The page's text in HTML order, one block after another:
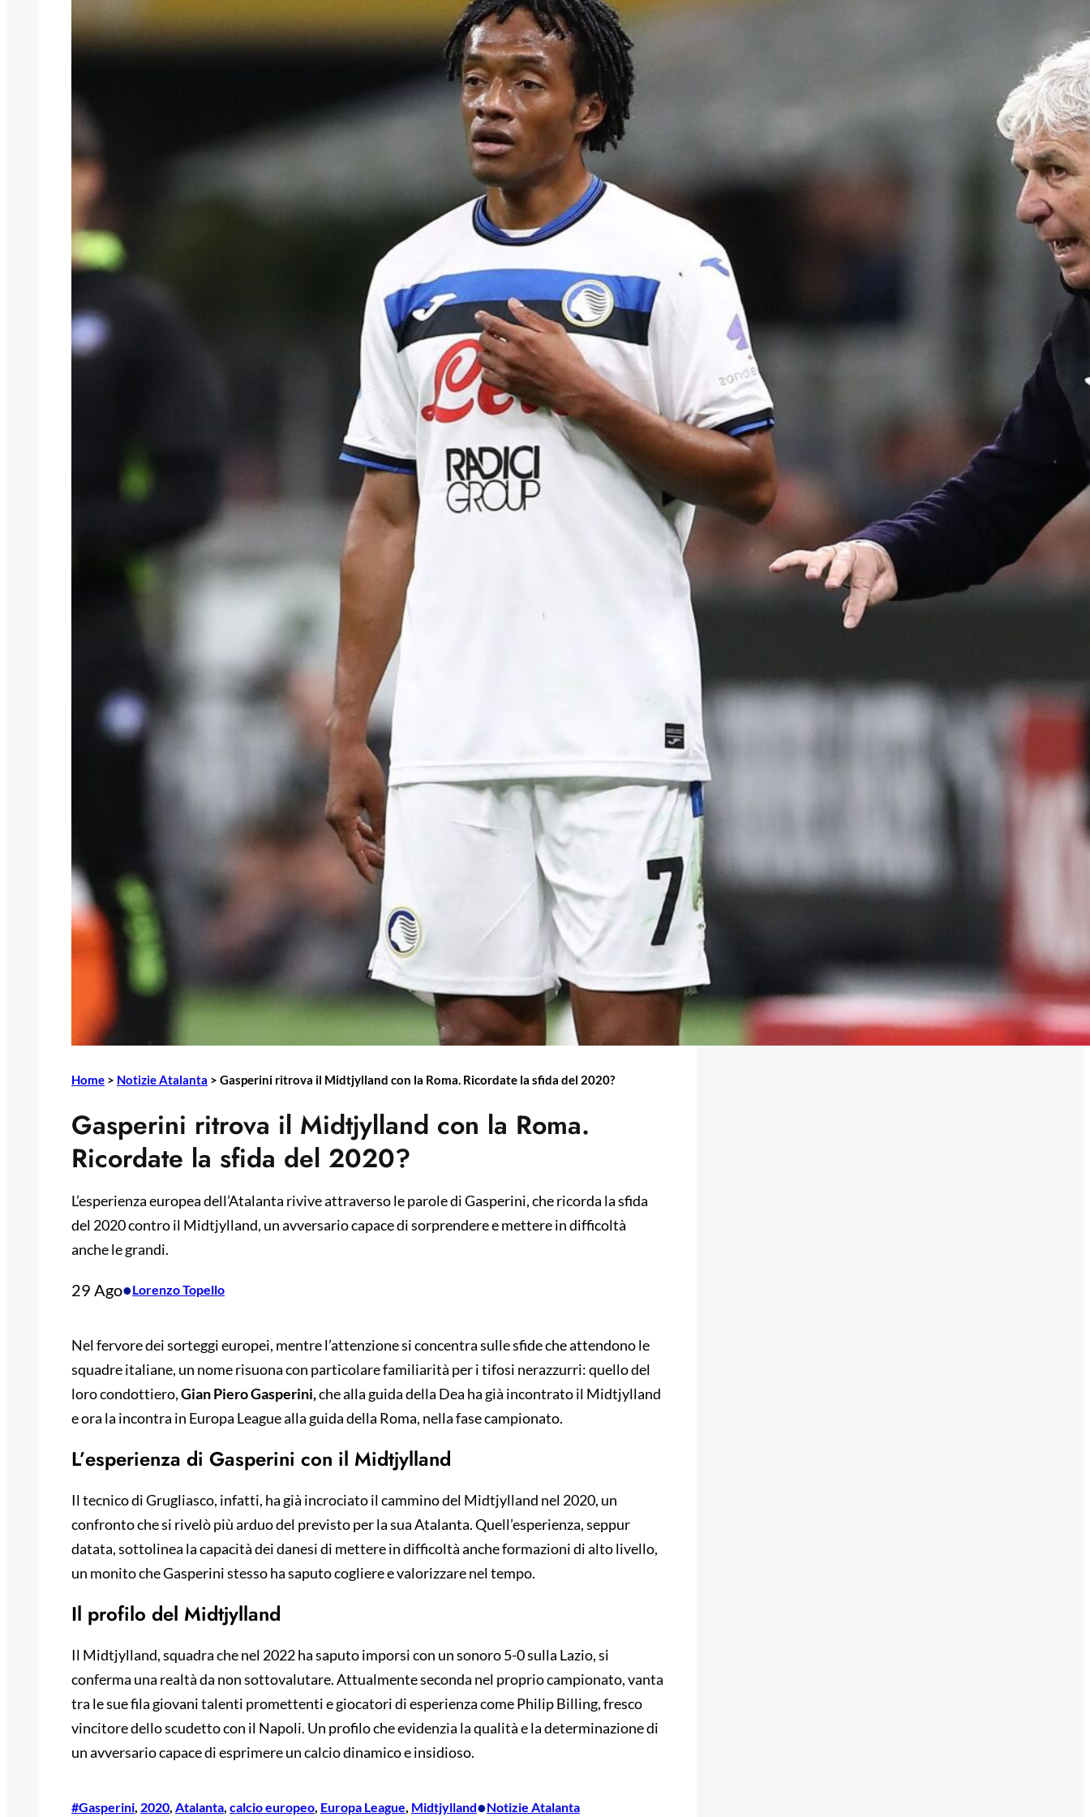
Home > Notizie Atalanta > Gasperini ritrova il Midtjylland con la Roma. Ricordate la sfida del 2020?
Gasperini ritrova il Midtjylland con la Roma.
Ricordate la sfida del 2020?
L’esperienza europea dell’Atalanta rivive attraverso le parole di Gasperini, che ricorda la sfida
del 2020 contro il Midtjylland, un avversario capace di sorprendere e mettere in difficoltà
anche le grandi.
29 Ago•Lorenzo Topello
Nel fervore dei sorteggi europei, mentre l’attenzione si concentra sulle sfide che attendono le
squadre italiane, un nome risuona con particolare familiarità per i tifosi nerazzurri: quello del
loro condottiero,Gian Piero Gasperini,che alla guida della Dea ha già incontrato il Midtjylland
e ora la incontra in Europa League alla guida della Roma, nella fase campionato.
L’esperienza di Gasperini con il Midtjylland
Il tecnico di Grugliasco, infatti, ha già incrociato il cammino del Midtjylland nel 2020, un
confronto che si rivelò più arduo del previsto per la sua Atalanta. Quell’esperienza, seppur
datata, sottolinea la capacità dei danesi di mettere in difficoltà anche formazioni di alto livello,
un monito che Gasperini stesso ha saputo cogliere e valorizzare nel tempo.
Il profilo del Midtjylland
Il Midtjylland, squadra che nel 2022 ha saputo imporsi con un sonoro 5-0 sulla Lazio, si
conferma una realtà da non sottovalutare. Attualmente seconda nel proprio campionato, vanta
tra le sue fila giovani talenti promettenti e giocatori di esperienza come Philip Billing, fresco
vincitore dello scudetto con il Napoli. Un profilo che evidenzia la qualità e la determinazione di
un avversario capace di esprimere un calcio dinamico e insidioso.
#Gasperini, 2020, Atalanta, calcio europeo, Europa League, Midtjylland•Notizie Atalanta
stagione per il bene della Nazionale”
Jashari gela l’Atalanta: “Il mio cuore